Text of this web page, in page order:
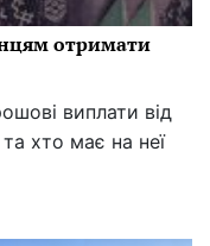
отримати
виплати від
хто має на неї